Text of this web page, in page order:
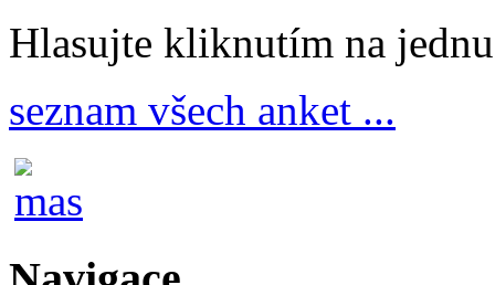
Hlasujte kliknutím na
seznam všech anket ...